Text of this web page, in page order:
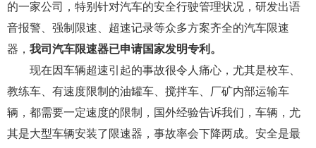
的一家公司，特别针对汽车的安全行驶管理状况，研发出语
音报警、强制限速、超速记录等众多方案齐全的汽车限速
器， 我司汽车限速器已申请国家发明专利。
现在因车辆超速引起的事故很令人痛心，尤其是校车、
教练车、有速度限制的油罐车、搅拌车、厂矿内部运输车
辆，都需要一定速度的限制，国外经验告诉我们，车辆，尤
其是大型车辆安装了限速器，事故率会下降两成。安全是最